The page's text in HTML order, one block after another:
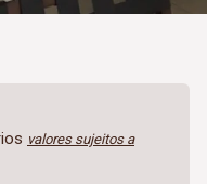
valores sujeitos a